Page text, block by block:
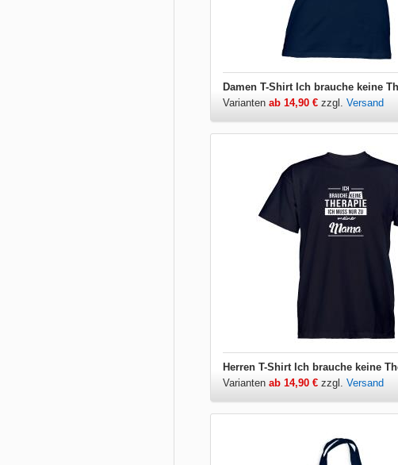
Varianten ab 14,90 € zzgl. Versand
Varianten ab 14,90 € zzgl. Versand